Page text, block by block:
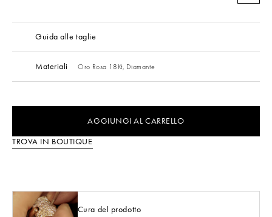
Guida alle taglie
Materiali Oro Rosa 18Kt, Diamante
AGGIUNGI AL CARRELLO
TROVA IN BOUTIQUE
Cura del prodotto